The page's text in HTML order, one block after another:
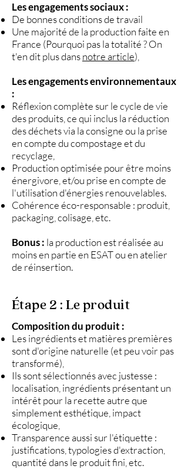
Les engagements sociaux :
De bonnes conditions de travail
Une majorité de la production faite en
France (Pourquoi pas la totalité ? On
t'en dit plus dansnotre article),
Les engagements environnementaux
:
Réflexion complète sur le cycle de vie
des produits, ce qui inclus la réduction
des déchets via la consigne ou la prise
en compte du compostage et du
recyclage,
Production optimisée pour être moins
énergivore, et/ou prise en compte de
l'utilisation d'énergies renouvelables.
Cohérence éco-responsable : produit,
packaging, colisage, etc.
Bonus : la production est réalisée au
moins en partie en ESAT ou en atelier
de réinsertion.
Étape 2 : Le produit
Composition du produit :
Les ingrédients et matières premières
sont d'origine naturelle (et peu voir pas
transformé),
Ils sont sélectionnés avec justesse :
localisation, ingrédients présentant un
intérêt pour la recette autre que
simplement esthétique, impact
écologique,
Transparence aussi sur l'étiquette :
justifications, typologies d'extraction,
quantité dans le produit fini, etc.